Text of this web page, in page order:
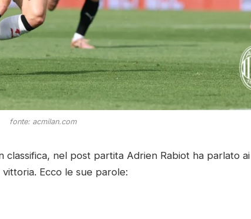
fonte: acmilan.com
nel post partita Adrien Rabiot ha parlato ai
Ecco le sue parole: